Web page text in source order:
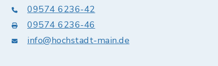
09574 6236-42
09574 6236-46
info@hochstadt-main.de